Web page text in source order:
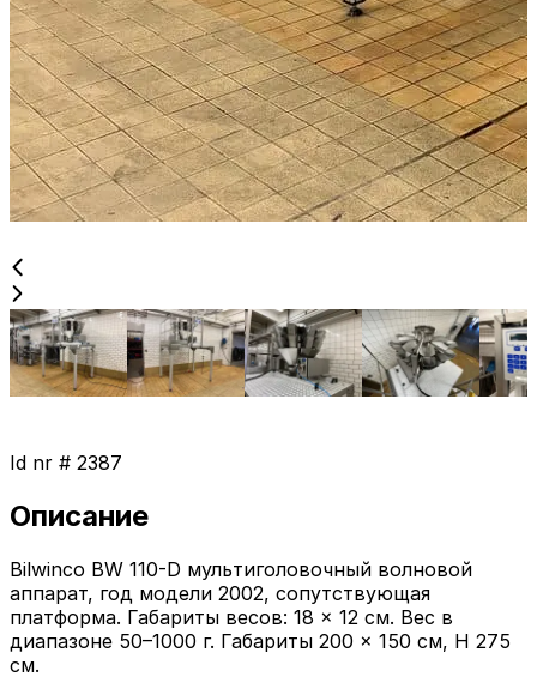
Id nr # 2387
Описание
Bilwinco BW 110-D мультиголовочный волновой
аппарат, год модели 2002, сопутствующая
платформа. Габариты весов: 18 × 12 см. Вес в
диапазоне 50–1000 г. Габариты 200 × 150 см, H 275
см.